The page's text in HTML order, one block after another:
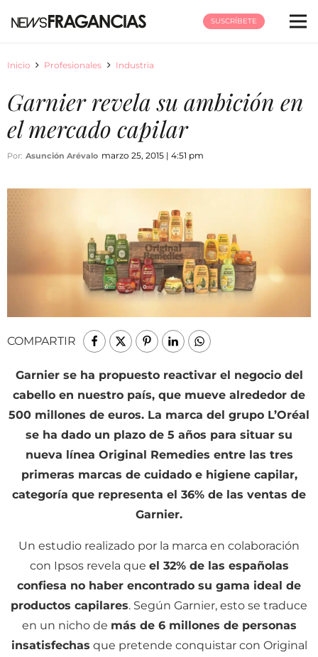
SUSCRÍBETE
Inicio Profesionales Industria
Garnier revela su ambición en
el mercado capilar
Por: Asunción Arévalo marzo 25, 2015 | 4:51 pm
COMPARTIR
Garnier se ha propuesto reactivar el negocio del
cabello en nuestro país, que mueve alrededor de
500 millones de euros. La marca del grupo L’Oréal
se ha dado un plazo de 5 años para situar su
nueva línea Original Remedies entre las tres
primeras marcas de cuidado e higiene capilar,
categoría que representa el 36% de las ventas de
Garnier.
Un estudio realizado por la marca en colaboración
con Ipsos revela que el 32% de las españolas
confiesa no haber encontrado su gama ideal de
productos capilares. Según Garnier, esto se traduce
en un nicho de más de 6 millones de personas
insatisfechas que pretende conquistar con Original